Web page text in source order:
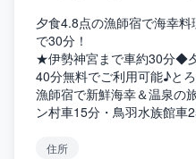
夕食4.8点の漁師宿で海幸
で30分！
★伊勢神宮まで車約30分◆
40分無料でご利用可能♪と
漁師宿で新鮮海幸＆温泉の
ン村車15分・鳥羽水族館車
住所